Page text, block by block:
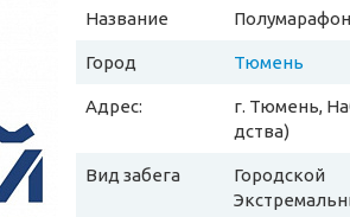
Название
Город Тюмень
Адрес:
г. Тюмень,
дства)
Вид забега
Городской